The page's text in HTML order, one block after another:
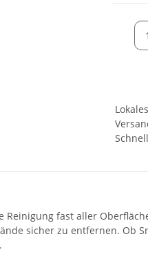
Reinigung fast aller
sicher zu entfernen. Ob